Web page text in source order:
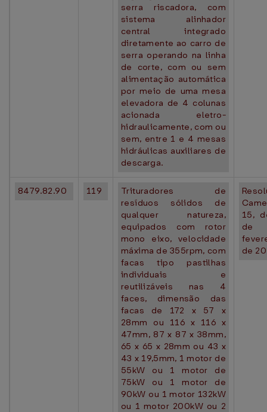
serra riscadora, com
sistema alinhador
central integrado
diretamente ao carro de
serra operando na linha
de corte, com ou sem
alimentação automática
por meio de uma mesa
elevadora de 4 colunas
acionada eletro-
hidraulicamente, com ou
sem, entre 1 e 4 mesas
hidráulicas auxiliares de
descarga.
8479.82.90 119
Trituradores de
resíduos sólidos de
qualquer natureza,
equipados com rotor
mono eixo, velocidade
máxima de 355rpm, com
facas tipo pastilhas
individuais e
reutilizáveis nas 4
faces, dimensão das
facas de 172 x 57 x
28mm ou 116 x 116 x
47mm, 87 x 87 x 38mm,
65 x 65 x 28mm ou 43 x
43 x 19,5mm, 1 motor de
55kW ou 1 motor de
75kW ou 1 motor de
90kW ou 1 motor 132kW
ou 1 motor 200kW ou 2
15,
de
de